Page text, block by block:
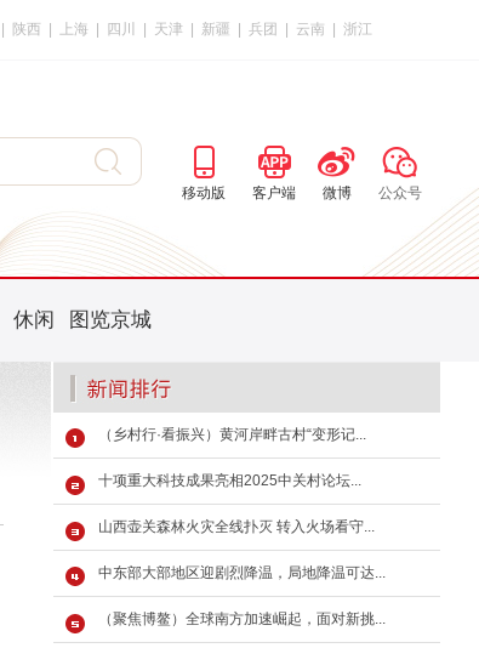
陕西 上海 四川 天津 新疆 兵团 云南 浙江
移动版 客户端 微博 公众号
休闲 图览京城
（乡村行·看振兴）黄河岸畔古村“变形记...
十项重大科技成果亮相2025中关村论坛...
山西壶关森林火灾全线扑灭 转入火场看守...
中东部大部地区迎剧烈降温，局地降温可达...
（聚焦博鳌）全球南方加速崛起，面对新挑...